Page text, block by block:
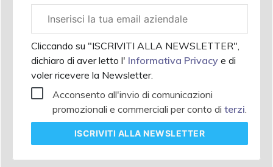
aziendale
Cliccando su "ISCRIVITI ALLA NEWSLETTER",
dichiaro di aver letto l' Informativa Privacy e di
voler ricevere la Newsletter.
Acconsento all'invio di comunicazioni
promozionali e commerciali per conto di terzi.
ISCRIVITI ALLA NEWSLETTER